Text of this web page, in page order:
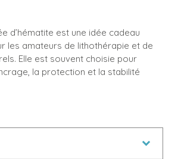
d’hématite est une idée cadeau
les amateurs de lithothérapie et de
Elle est souvent choisie pour
la protection et la stabilité